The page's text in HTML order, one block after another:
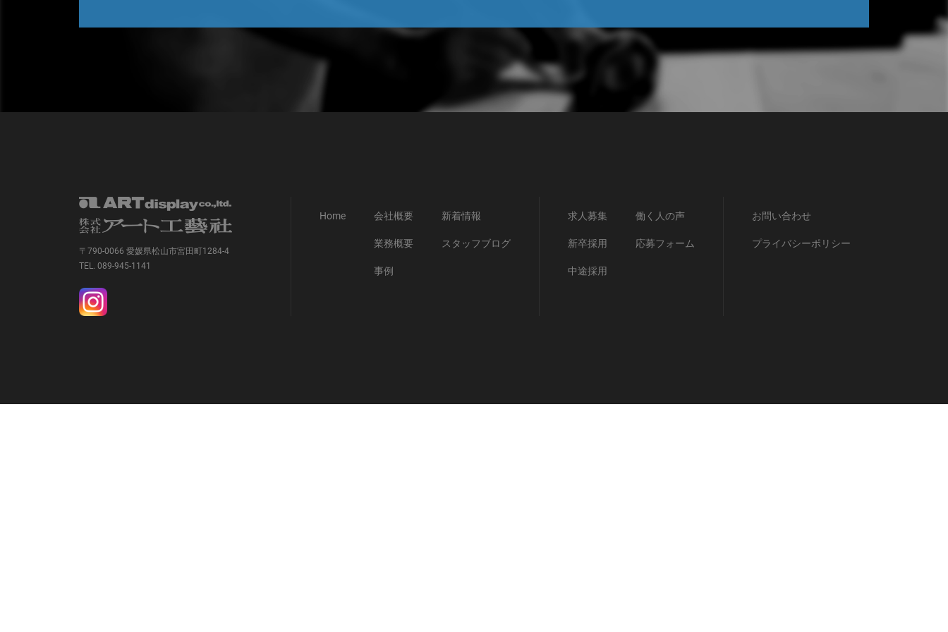
〒790-0066 愛媛県松山市宮田町1284-4
TEL. 089-945-1141
Home 会社概要
業務概要
事例
新着情報
スタッフブログ
求人募集
新卒採用
中途採用
働く人の声
応募フォーム
お問い合わせ
プライバシーポリシー